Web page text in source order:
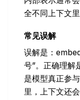
全不同上下文
常见误解
误解是：
号”。正确理解
是模型真正参
里，上下文还